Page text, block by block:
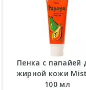
Пенка с папайей
жирной кожи
100 мл